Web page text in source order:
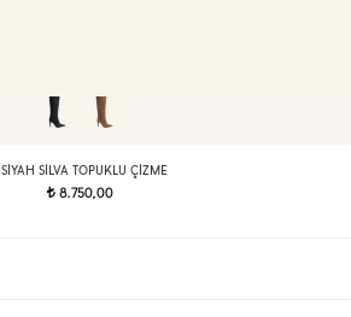
SIYAH SILVA TOPUKLU ÇIZME
t8.750,00